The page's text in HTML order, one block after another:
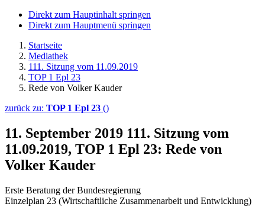
Direkt zum Hauptinhalt springen
Direkt zum Hauptmenü springen
Startseite
Mediathek
111. Sitzung vom 11.09.2019
TOP 1 Epl 23
Rede von Volker Kauder
zurück zu: TOP 1 Epl 23 ()
11. September 2019 111. Sitzung vom
11.09.2019, TOP 1 Epl 23: Rede von
Volker Kauder
Erste Beratung der Bundesregierung
Einzelplan 23 (Wirtschaftliche Zusammenarbeit und Entwicklung)